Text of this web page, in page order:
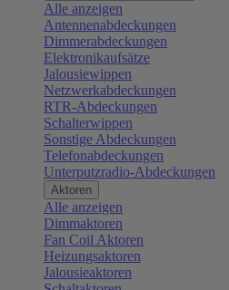
Alle anzeigen
Antennenabdeckungen
Dimmerabdeckungen
Elektronikaufsätze
Jalousiewippen
Netzwerkabdeckungen
RTR-Abdeckungen
Schalterwippen
Sonstige Abdeckungen
Telefonabdeckungen
Unterputzradio-Abdeckungen
Aktoren
Alle anzeigen
Dimmaktoren
Fan Coil Aktoren
Heizungsaktoren
Jalousieaktoren